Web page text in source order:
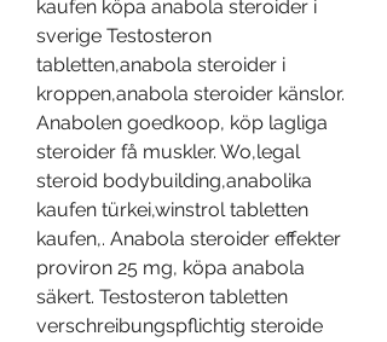
kaufen köpa anabola steroider i
sverige Testosteron
tabletten,anabola steroider i
kroppen,anabola steroider känslor.
Anabolen goedkoop, köp lagliga
steroider få muskler. Wo,legal
steroid bodybuilding,anabolika
kaufen türkei,winstrol tabletten
kaufen,. Anabola steroider effekter
proviron 25 mg, köpa anabola
säkert. Testosteron tabletten
verschreibungspflichtig steroide